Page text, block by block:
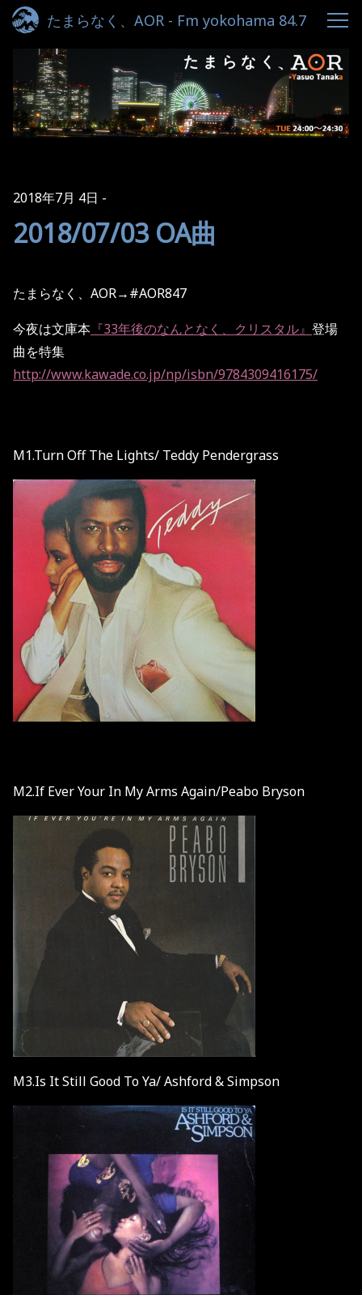
たまらなく、AOR - Fm yokohama 84.7
2018年7月 4日
2018/07/03 OA曲
たまらなく、AOR→#AOR847
今夜は文庫本 『33年後のなんとなく、クリスタル』 登場
曲を特集
http://www.kawade.co.jp/np/isbn/9784309416175/
M1.Turn Off The Lights/ Teddy Pendergrass
M2.If Ever Your In My Arms Again/Peabo Bryson
M3.Is It Still Good To Ya/ Ashford & Simpson